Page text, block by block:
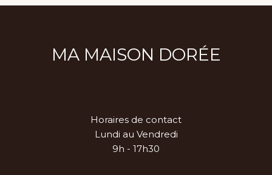
MA MAISON DORÉE
Horaires de contact
Lundi au Vendredi
9h - 17h30